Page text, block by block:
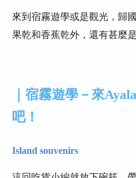
來到宿霧遊學或是觀光，歸
果乾和香蕉乾外，還有甚麼
｜宿霧遊學－來
吧！
Island souvenirs